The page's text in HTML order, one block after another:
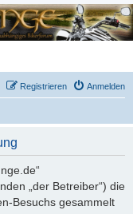
Anmelden
Registrieren
„der Betreiber“) die
Besuchs gesammelt